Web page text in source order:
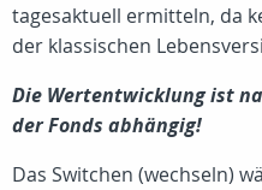
tagesaktuell ermitteln, da
der klassischen
Die Wertentwicklung ist
der Fonds abhängig!
Das Switchen (wechseln)